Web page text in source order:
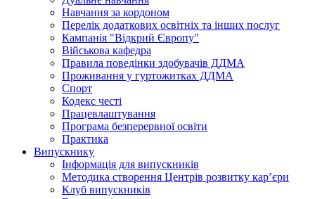
Навчання за кордоном
Перелік додаткових освітніх та інших послуг
Кампанія "Відкрий Європу"
Військова кафедра
Правила поведінки здобувачів ДДМА
Проживання у гуртожитках ДДМА
Спорт
Кодекс честі
Працевлаштування
Програма безперервної освіти
Практика
Випускнику
Інформація для випускників
Методика створення Центрів розвитку кар’єри
Клуб випускників